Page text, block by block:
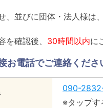
、並びに団体・法人様は
を確認後、 30時間以内に
お電話でご連絡くださ
090-
※タップす